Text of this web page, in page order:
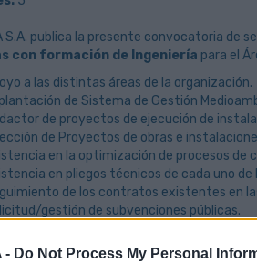
- Do Not Process My Personal
S.A. publica la presente convocatoria de
con formación de Ingeniería para el
a las distintas áreas de la organización.
de Sistema de Gestión
de proyectos de ejecución de
de Proyectos de obras e
en la optimización de procesos de
en pliegos técnicos de cada uno
de los contratos existentes en
gestión de subvenciones públicas.
un análisis de costes para elaborar
relación con los responsables de los
y analizar los gastos para